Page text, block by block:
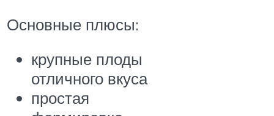
Основные плюсы:
крупные плоды
отличного вкуса
простая